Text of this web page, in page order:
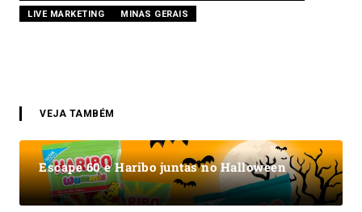
LIVE MARKETING
MINAS GERAIS
VEJA TAMBÉM
Escape 60 e Haribo juntas no Halloween